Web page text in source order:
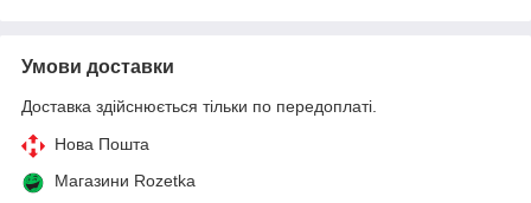
Умови доставки
Доставка здійснюється тільки по передоплаті.
Нова Пошта
Магазини Rozetka